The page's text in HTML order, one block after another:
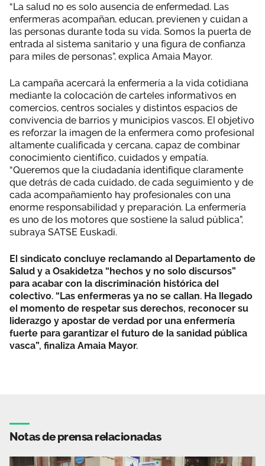
“La salud no es solo ausencia de enfermedad. Las
enfermeras acompañan, educan, previenen y cuidan a
las personas durante toda su vida. Somos la puerta de
entrada al sistema sanitario y una figura de confianza
para miles de personas”, explica Amaia Mayor.
La campaña acercará la enfermería a la vida cotidiana
mediante la colocación de carteles informativos en
comercios, centros sociales y distintos espacios de
convivencia de barrios y municipios vascos. El objetivo
es reforzar la imagen de la enfermera como profesional
altamente cualificada y cercana, capaz de combinar
conocimiento científico, cuidados y empatía.
“Queremos que la ciudadanía identifique claramente
que detrás de cada cuidado, de cada seguimiento y de
cada acompañamiento hay profesionales con una
enorme responsabilidad y preparación. La enfermería
es uno de los motores que sostiene la salud pública”,
subraya SATSE Euskadi.
El sindicato concluye reclamando al Departamento de
Salud y a Osakidetza “hechos y no solo discursos”
para acabar con la discriminación histórica del
colectivo. “Las enfermeras ya no se callan. Ha llegado
el momento de respetar sus derechos, reconocer su
liderazgo y apostar de verdad por una enfermería
fuerte para garantizar el futuro de la sanidad pública
vasca”, finaliza Amaia Mayor.
Notas de prensa relacionadas